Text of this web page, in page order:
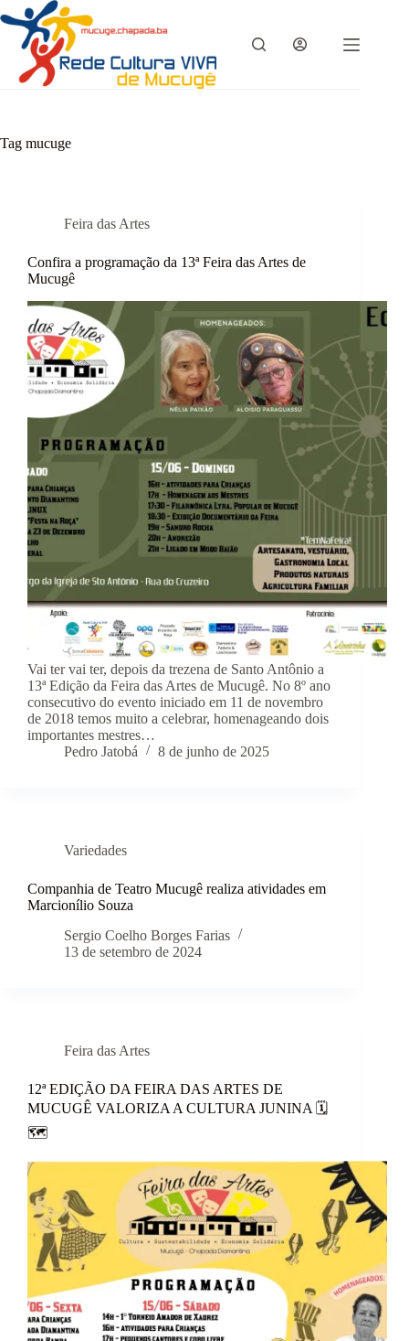
Pular
para
conteúdo
Tag mucuge
Feira das Artes
Confira a programação da 13ª Feira das Artes de
Mucugê
Vai ter vai ter, depois da trezena de Santo Antônio a
13ª Edição da Feira das Artes de Mucugê. No 8º ano
consecutivo do evento iniciado em 11 de novembro
de 2018 temos muito a celebrar, homenageando dois
importantes mestres…
Pedro Jatobá
8 de junho de 2025
Variedades
Companhia de Teatro Mucugê realiza atividades em
Marcionílio Souza
Sergio Coelho Borges Farias
13 de setembro de 2024
Feira das Artes
12ª EDIÇÃO DA FEIRA DAS ARTES DE
MUCUGÊ VALORIZA A CULTURA JUNINA 🗓
🗺